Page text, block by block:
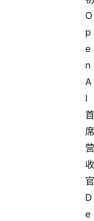
O
p
e
n
A
I
首
席
营
收
官
D
e